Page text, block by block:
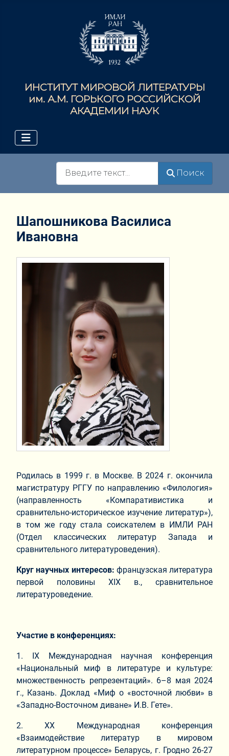
ИНСТИТУТ МИРОВОЙ ЛИТЕРАТУРЫ
им. А.М. ГОРЬКОГО РОССИЙСКОЙ
АКАДЕМИИ НАУК
Поиск
Шапошникова Василиса
Ивановна
Родилась в 1999 г. в Москве. В 2024 г. окончила
магистратуру РГГУ по направлению «Филология»
(направленность «Компаративистика и
сравнительно-историческое изучение литератур»),
в том же году стала соискателем в ИМЛИ РАН
(Отдел классических литератур Запада и
сравнительного литературоведения).
Круг научных интересов: французская литература
первой половины XIX в., сравнительное
литературоведение.
Участие в конференциях:
1. IX Международная научная конференция
«Национальный миф в литературе и культуре:
множественность репрезентаций». 6–8 мая 2024
г., Казань. Доклад «Миф о «восточной любви» в
«Западно-Восточном диване» И.В. Гете».
2. ХХ Международная конференция
«Взаимодействие литератур в мировом
литературном процессе» Беларусь, г. Гродно 26-27